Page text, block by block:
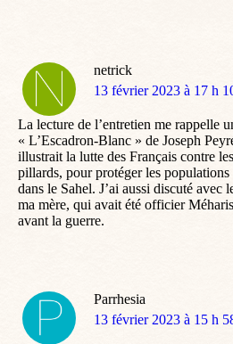
netrick
dit
13 février 2023 à 17 h
La lecture de l’entretien me rappelle
« L’Escadron-Blanc » de Joseph
illustrait la lutte des Français contre
pillards, pour protéger les populations
dans le Sahel. J’ai aussi discuté avec
ma mère, qui avait été officier
avant la guerre.
Parrhesia
dit
13 février 2023 à 15 h